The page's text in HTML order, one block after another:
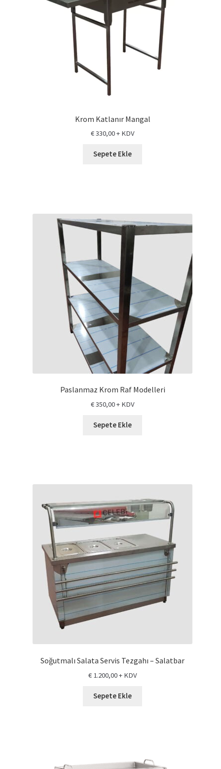
Krom Katlanır Mangal
€330,00+ KDV
Sepete Ekle
Paslanmaz Krom Raf Modelleri
€350,00+ KDV
Sepete Ekle
Soğutmalı Salata Servis Tezgahı – Salatbar
€1.200,00+ KDV
Sepete Ekle